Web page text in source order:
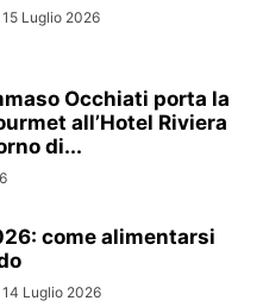
15 Luglio 2026
Occhiati porta la
all’Hotel Riviera
di...
come alimentarsi
14 Luglio 2026